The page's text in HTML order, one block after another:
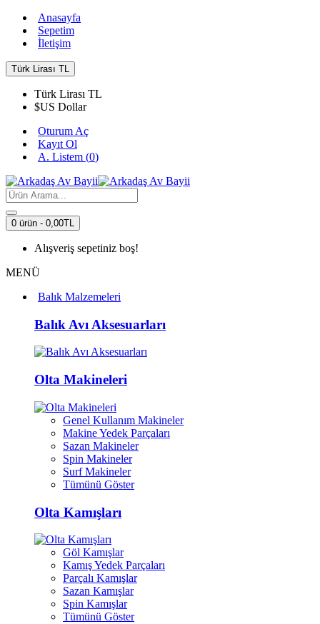
Anasayfa
Sepetim
İletişim
Türk Lirası TL
Türk Lirası TL
$US Dollar
Oturum Aç
Kayıt Ol
A. Listem (0)
0 ürün - 0,00TL
Alışveriş sepetiniz boş!
MENÜ
Balık Malzemeleri
Balık Avı Aksesuarları
Olta Makineleri
Genel Kullanım Makineler
Makine Yedek Parçaları
Sazan Makineler
Spin Makineler
Surf Makineler
Tümünü Göster
Olta Kamışları
Göl Kamışlar
Kamış Yedek Parçaları
Parçalı Kamışlar
Sazan Kamışlar
Spin Kamışlar
Tümünü Göster